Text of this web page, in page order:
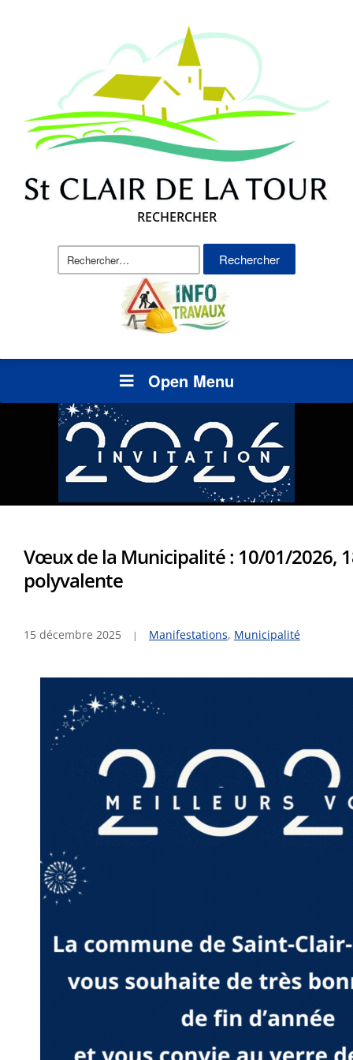
RECHERCHER
Rechercher :
Open Menu
Vœux de la Municipalité : 10/01/2026,
polyvalente
15 décembre 2025 Manifestations, Municipalité